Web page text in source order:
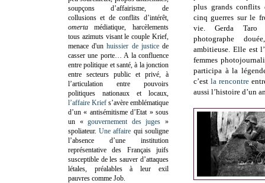
plus grands conflits
cinq guerres sur le
vie. Gerda Taro
photographe
ambitieuse. Elle est
femmes
participa à la
c’est la rencontre
aussi l’histoire d’un
soupçons d’affairisme, de
collusions et de conflits d’intérêt,
omertamédiatique, harcèlements
tous azimuts visant le couple Krief,
menace d'unhuissier de justicede
casser une porte… A la confluence
entre politique et santé, à la jonction
entre secteurs public et privé, à
l’articulation entre pouvoirs
politiques nationaux et locaux,
l’affaire Krief s’avère emblématique
d’un « antisémitisme d’Etat » sous
un «gouvernement des juges »
spoliateur.Une affaire qui souligne
l’absence d’une institution
représentative des Français juifs
susceptible de les sauver d’attaques
létales, préalables à leur exil
pauvres comme Job.